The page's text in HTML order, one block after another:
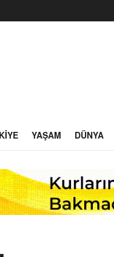
YAŞAM DÜNYA